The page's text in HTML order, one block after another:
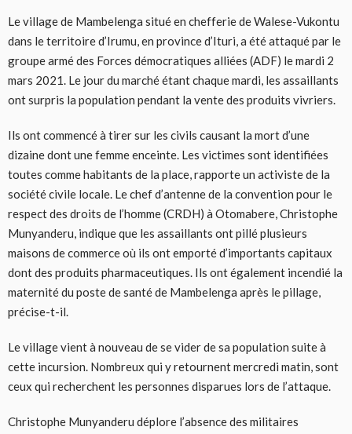
Le village de Mambelenga situé en chefferie de Walese-Vukontu
dans le territoire d’Irumu, en province d’Ituri, a été attaqué par le
groupe armé des Forces démocratiques alliées (ADF) le mardi 2
mars 2021. Le jour du marché étant chaque mardi, les assaillants
ont surpris la population pendant la vente des produits vivriers.
Ils ont commencé à tirer sur les civils causant la mort d’une
dizaine dont une femme enceinte. Les victimes sont identifiées
toutes comme habitants de la place, rapporte un activiste de la
société civile locale. Le chef d’antenne de la convention pour le
respect des droits de l’homme (CRDH) à Otomabere, Christophe
Munyanderu, indique que les assaillants ont pillé plusieurs
maisons de commerce où ils ont emporté d’importants capitaux
dont des produits pharmaceutiques. Ils ont également incendié la
maternité du poste de santé de Mambelenga après le pillage,
précise-t-il.
Le village vient à nouveau de se vider de sa population suite à
cette incursion. Nombreux qui y retournent mercredi matin, sont
ceux qui recherchent les personnes disparues lors de l’attaque.
Christophe Munyanderu déplore l’absence des militaires